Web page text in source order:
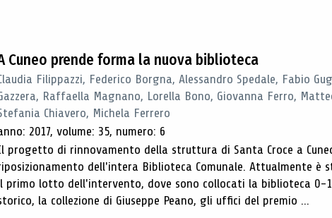
Cuneo prende forma la nuova biblioteca
Filippazzi, Federico Borgna, Alessandro Spedale, Fabio
Raffaella Magnano, Lorella Bono, Giovanna Ferro,
Chiavero, Michela Ferrero
2017, volume: 35, numero: 6
progetto di rinnovamento della struttura di Santa Croce a
dell'intera Biblioteca Comunale. Attualmente è
primo lotto dell'intervento, dove sono collocati la biblioteca 0-
la collezione di Giuseppe Peano, gli uffici del premio ...